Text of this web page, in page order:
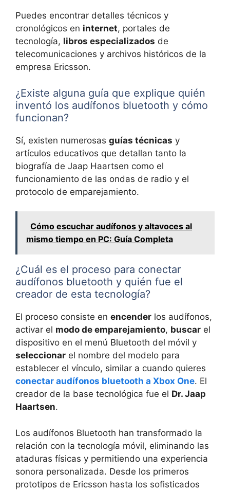
Puedes encontrar detalles técnicos y
cronológicos en internet, portales de
tecnología, libros especializados de
telecomunicaciones y archivos históricos de la
empresa Ericsson.
¿Existe alguna guía que explique quién
inventó los audífonos bluetooth y cómo
funcionan?
Sí, existen numerosas guías técnicas y
artículos educativos que detallan tanto la
biografía de Jaap Haartsen como el
funcionamiento de las ondas de radio y el
protocolo de emparejamiento.
Cómo escuchar audífonos y altavoces al
mismo tiempo en PC: Guía Completa
¿Cuál es el proceso para conectar
audífonos bluetooth y quién fue el
creador de esta tecnología?
El proceso consiste en encender los audífonos,
activar el modo de emparejamiento, buscar el
dispositivo en el menú Bluetooth del móvil y
seleccionar el nombre del modelo para
establecer el vínculo, similar a cuando quieres
conectar audífonos bluetooth a Xbox One. El
creador de la base tecnológica fue el Dr. Jaap
Haartsen.
Los audífonos Bluetooth han transformado la
relación con la tecnología móvil, eliminando las
ataduras físicas y permitiendo una experiencia
sonora personalizada. Desde los primeros
prototipos de Ericsson hasta los sofisticados